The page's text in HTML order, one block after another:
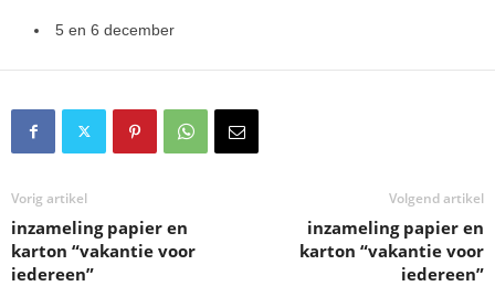
5 en 6 december
Vorig artikel
inzameling papier en
karton “vakantie voor
iedereen”
Volgend artikel
inzameling papier en
karton “vakantie voor
iedereen”